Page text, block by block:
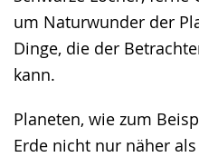
um Naturwunder der
Dinge, die der
kann.
Planeten, wie zum
Erde nicht nur näher